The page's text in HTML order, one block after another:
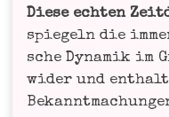
Die­se ech­ten
spie­geln die
sche Dyna­mik im
wider und